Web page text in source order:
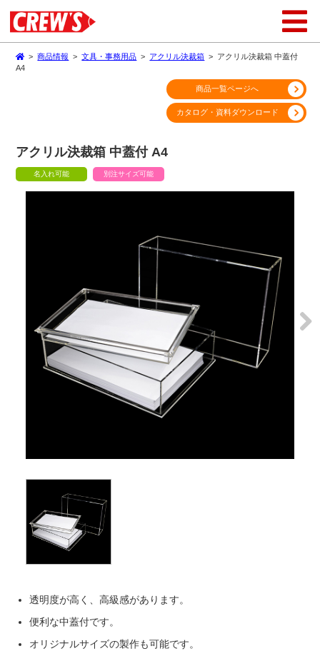
>商品情報 >文具・事務用品 > アクリル決裁箱 > アクリル決裁箱 中蓋付
A4
アクリル決裁箱 中蓋付 A4
名入れ可能 別注サイズ可能
商品一覧ページへ
カタログ・資料ダウンロード
透明度が高く、高級感があります。
便利な中蓋付です。
オリジナルサイズの製作も可能です。